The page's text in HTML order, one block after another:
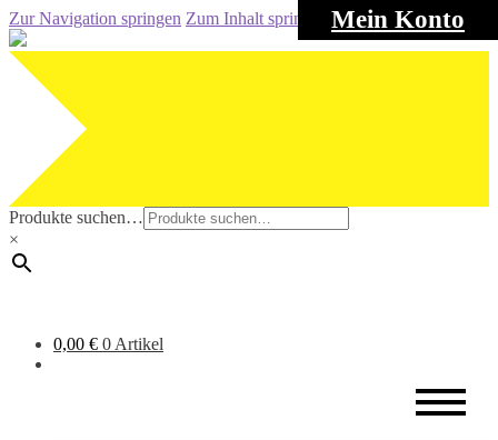
Mein Konto
Zur Navigation springen Zum Inhalt springen
Produkte suchen…
×
0,00 € 0 Artikel